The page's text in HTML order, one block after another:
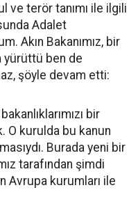
ve terör tanımı ile ilgili
Adalet
Akın Bakanımız, bir
yürüttü ben de
şöyle devam etti:
bir
O kurulda bu kanun
Burada yeni bir
tarafından şimdi
Avrupa kurumları ile